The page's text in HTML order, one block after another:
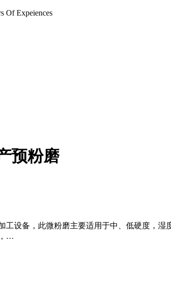
Of Expeiences
预粉磨
工设备，此微粉磨主要适用于中、低硬度，
…